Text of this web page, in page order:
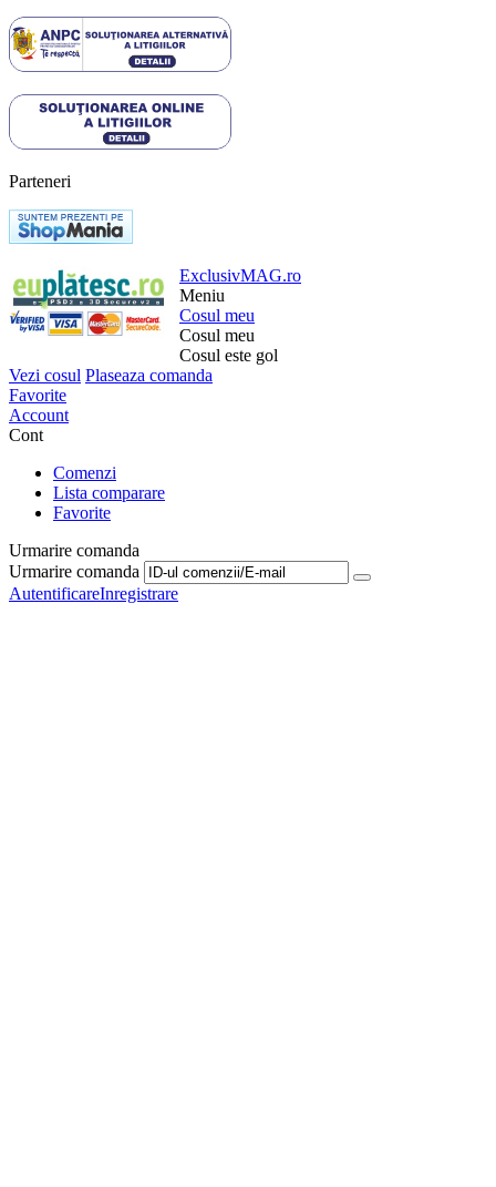
Parteneri
ExclusivMAG.ro
Meniu
Cosul meu
Cosul meu
Cosul este gol
Vezi cosul Plaseaza comanda
Favorite
Account
Cont
Comenzi
Lista comparare
Favorite
Urmarire comanda
Urmarire comanda
AutentificareInregistrare